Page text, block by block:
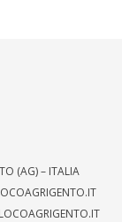
(AG) – ITALIA